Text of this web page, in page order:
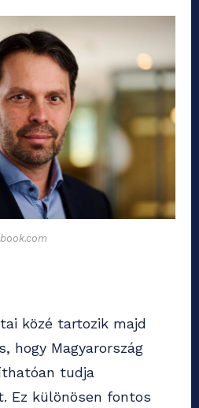
közé tartozik majd
hogy Magyarország
tudja
Ez különösen fontos